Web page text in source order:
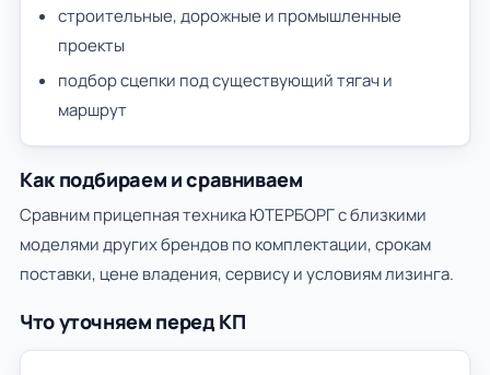
строительные, дорожные и промышленные
проекты
подбор сцепки под существующий тягач и
маршрут
Как подбираем и сравниваем
Сравним прицепная техника ЮТЕРБОРГ с близкими
моделями других брендов по комплектации, срокам
поставки, цене владения, сервису и условиям лизинга.
Что уточняем перед КП